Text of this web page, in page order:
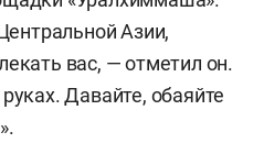
Азии,
вас, — отметил он.
Давайте, обаяйте